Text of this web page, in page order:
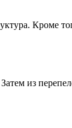
Кроме
из